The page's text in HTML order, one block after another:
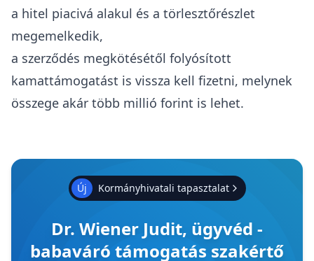
a hitel piacivá alakul és a törlesztőrészlet
megemelkedik,
a szerződés megkötésétől folyósított
kamattámogatást is vissza kell fizetni, melynek
összege akár több millió forint is lehet.
Új Kormányhivatali tapasztalat
Dr. Wiener Judit, ügyvéd -
babaváró támogatás szakértő